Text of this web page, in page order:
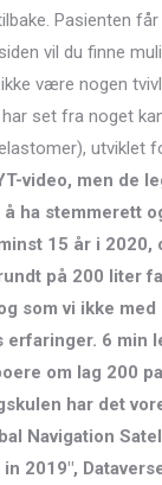
Pasienten får
vil du finne
være nogen
set fra noget
utviklet
video, men de
ha stemmerett
15 år i 2020,
på 200 liter
som vi ikke
erfaringer. 6 min
om lag 200
har det
Navigation
2019",